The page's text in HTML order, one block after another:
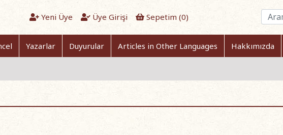
Yeni Üye Üye Girişi Sepetim (0)
Yazarlar Duyurular Articles in Other Languages Hakkımızda